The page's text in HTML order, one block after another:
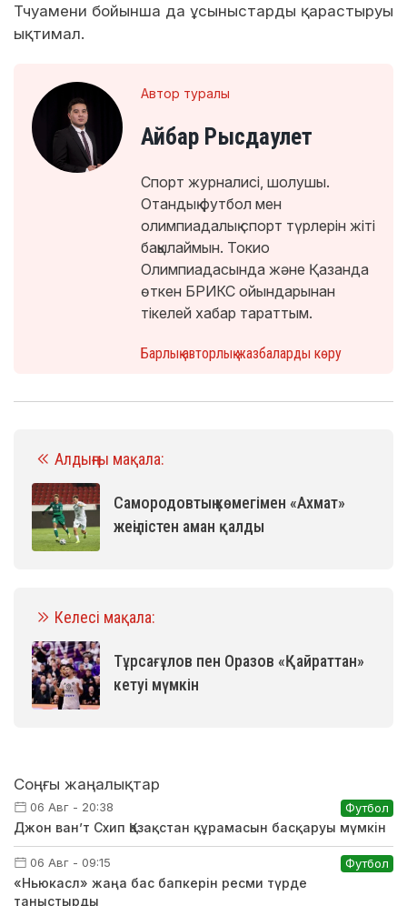
Тчуамени бойынша да ұсыныстарды қарастыруы
ықтимал.
Автор туралы
Айбар Рысдаулет
Спорт журналисі, шолушы.
Отандық футбол мен
олимпиадалық спорт түрлерін жіті
бақылаймын. Токио
Олимпиадасында және Қазанда
өткен БРИКС ойындарынан
тікелей хабар тараттым.
Барлық авторлық жазбаларды көру
Алдыңғы мақала:
Самородовтың көмегімен «Ахмат»
жеңілістен аман қалды
Келесі мақала:
Тұрсағұлов пен Оразов «Қайраттан»
кетуі мүмкін
Соңғы жаңалықтар
06 Авг - 20:38 Футбол
Джон ван’т Схип Қазақстан құрамасын басқаруы мүмкін
06 Авг - 09:15 Футбол
«Ньюкасл» жаңа бас бапкерін ресми түрде
таныстырды